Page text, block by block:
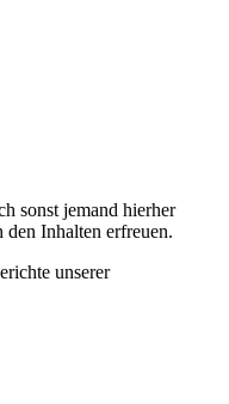
sonst jemand hierher
Inhalten erfreuen.
unserer